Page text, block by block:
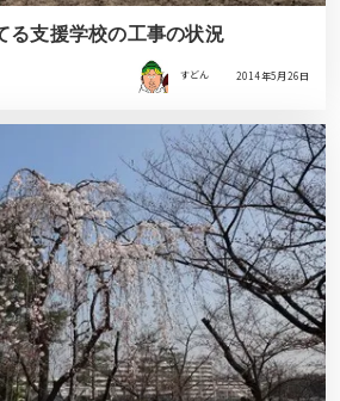
る支援学校の工事の状況
すどん 2014年5月26日